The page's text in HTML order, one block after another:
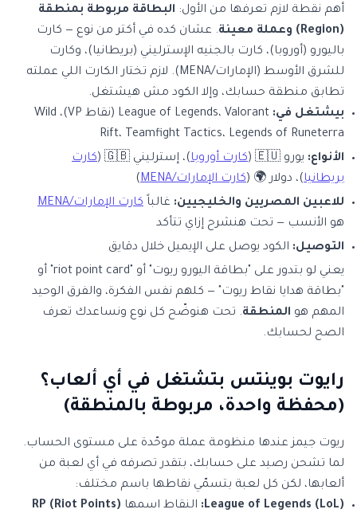
أهم نقطة لازم تعرفها من الأول: البطاقة مربوطة بمنطقة
(Region) وعملة معينة
. عشان كده في أكتر من نوع — كارت
باليورو (أوروبا)، كارت بالجنيه الإسترليني (بريطانيا)، وكارت
للشرق الأوسط (الإمارات/MENA). لازم تختار الكارت اللي عملته
تطابق منطقة حسابك، وإلا الكود مش هيشتغل.
بيشتغل في:
League of Legends، Valorant (نقاط VP)، Wild
Rift، Teamfight Tactics، Legends of Runeterra
الأنواع: يورو 🇪🇺 ( كارت أوروبا)، إسترليني 🇬🇧 (
كارت
بريطانيا)، دولار 🌍 (كارت الإمارات/MENA
)
للاعبين المصريين والخليجيين: غالباً كارت الإمارات/MENA
هو الأنسب — تحت هنشرح إزاي تتأكد
التوصيل: الكود يوصل على الإيميل خلال دقايق
يعني لو بتدور على "بطاقة اليورو ريوت" أو "riot point card" أو
"بطاقة هدايا نقاط ريوت" — كلهم نفس الفكرة، والفرق الوحيد
المهم هو المنطقة. تحت هنوضّح كل نوع ونساعدك تعرف
الصح لحسابك.
رايوت بوينتس بتشتغل في أي ألعاب؟
(محفظة واحدة، مربوطة بالمنطقة)
ريوت جيمز عندها منظومة عملة موحّدة على مستوى الحساب.
لما تشحن رصيد على حسابك، بتقدر تصرفه في أي لعبة من
ألعابها، لكن كل لعبة بتسمّي نقاطها باسم مختلف:
League of Legends (LoL):
النقاط اسمها RP (Riot Points)